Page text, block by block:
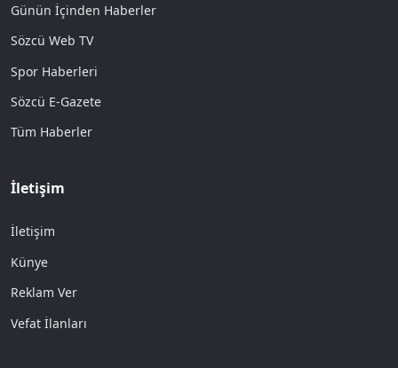
Günün İçinden Haberler
Sözcü Web TV
Spor Haberleri
Sözcü E-Gazete
Tüm Haberler
İletişim
İletişim
Künye
Reklam Ver
Vefat İlanları